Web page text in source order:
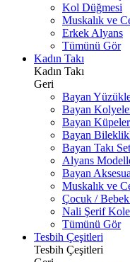
Kol Düğmesi
Muskalık ve
Erkek Alyans
Tümünü Gör
Kadın Takı
Kadın Takı
Geri
Bayan
Bayan
Bayan
Bayan
Bayan Takı
Alyans
Bayan
Muskalık ve
Çocuk /
Nali Şerif
Tümünü Gör
Tesbih Çeşitleri
Tesbih Çeşitleri